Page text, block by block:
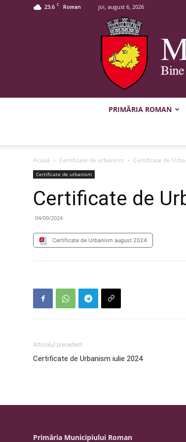
23.6 C Roman joi, august 6, 2026
PRIMĂRIA ROMAN
Acasă Certificate de urbanism Certificate de
Certificate de urbanism
Certificate de
04/09/2024
Certificate de Urbanism august 2024
Articolul precedent
Certificate de Urbanism iulie 2024
Primăria Municipiului Roman